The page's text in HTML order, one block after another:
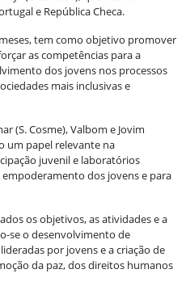
e República Checa.
tem como objetivo promover
as competências para a
dos jovens nos processos
mais inclusivas e
(S. Cosme), Valbom e Jovim
um papel relevante na
juvenil e laboratórios
dos jovens e para
os objetivos, as atividades e a
se o desenvolvimento de
por jovens e a criação de
da paz, dos direitos humanos